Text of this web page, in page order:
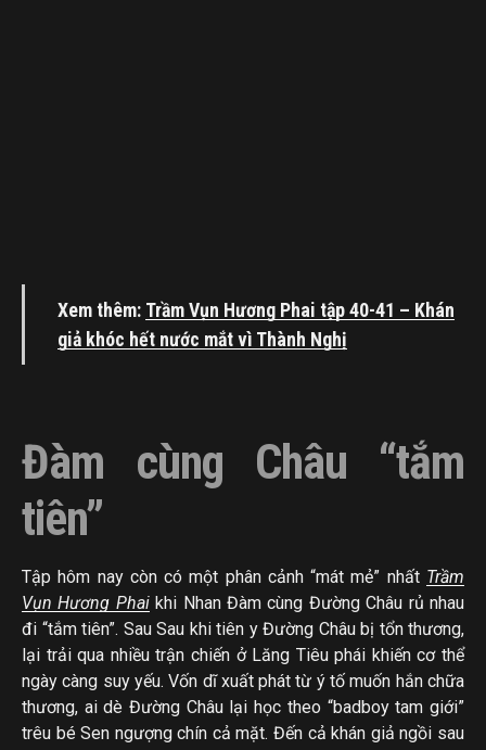
Xem thêm: Trầm Vụn Hương Phai tập 40-41 – Khán
giả khóc hết nước mắt vì Thành Nghị
Đàm cùng Châu “tắm
tiên”
Tập hôm nay còn có một phân cảnh “mát mẻ” nhất Trầm
Vụn Hương Phaikhi Nhan Đàm cùng Đường Châu rủ nhau
đi “tắm tiên”. Sau Sau khi tiên y Đường Châu bị tổn thương,
lại trải qua nhiều trận chiến ở Lăng Tiêu phái khiến cơ thể
ngày càng suy yếu. Vốn dĩ xuất phát từ ý tố muốn hắn chữa
thương, ai dè Đường Châu lại học theo “badboy tam giới”
trêu bé Sen ngượng chín cả mặt. Đến cả khán giả ngồi sau